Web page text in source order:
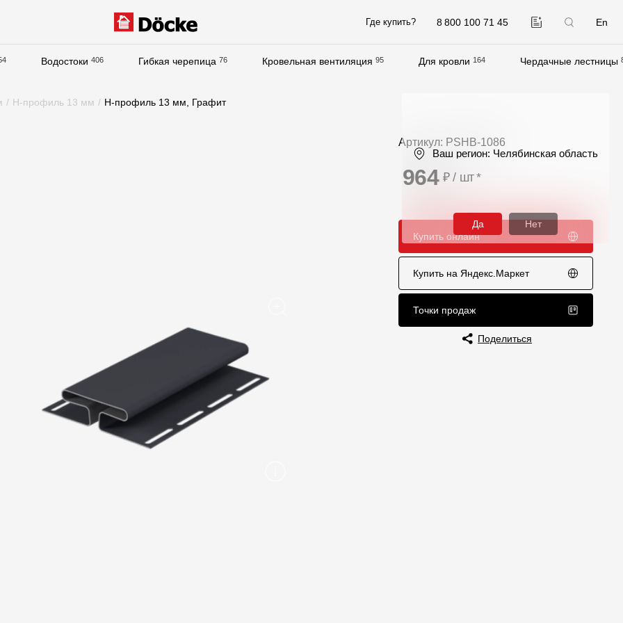
8 800 100 71 45 En
Где купить?
Водостоки 406 Гибкая черепица 76 Кровельная вентиляция 95 Для кровли 164 Чердачные лестницы
Вопрос-ответ/Faq
Сервисы
Конструктор
Качество фасадов
Отправка рекламации
Предложения по сотрудничеству
Вакансии
/ H-профиль 13 мм / H-профиль 13 мм, Графит
Артикул: PSHB-1086
964 ₽ / шт*
Купить онлайн
Купить на Яндекс.Маркет
Точки продаж
Поделиться
Ваш регион: Челябинская область
Да Нет